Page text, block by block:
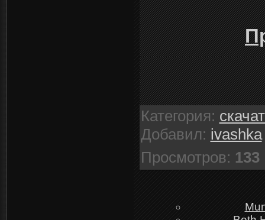
Категория:
Добавил: ivashka
Просмотров: 133